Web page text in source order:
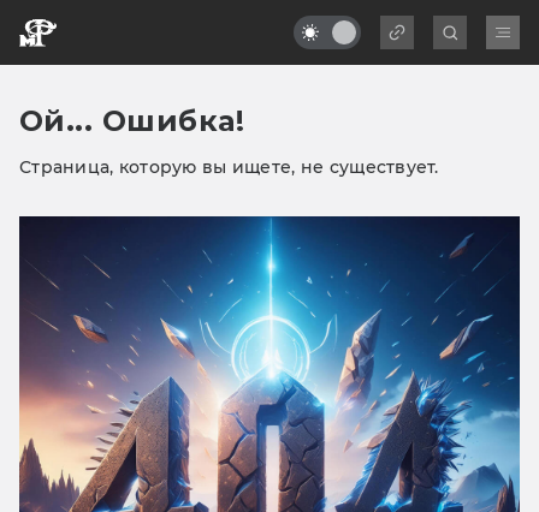
Ой... Ошибка!
Страница, которую вы ищете, не существует.